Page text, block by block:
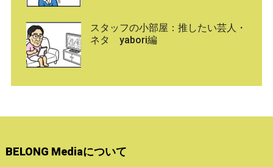
スタッフの小部屋：推したい芸人・
ネタ yabori編
BELONG Mediaについて